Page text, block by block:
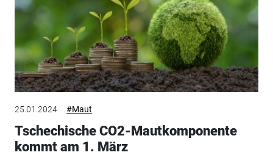
25.01.2024 #Maut
Tschechische CO2-Mautkomponente
kommt am 1. März